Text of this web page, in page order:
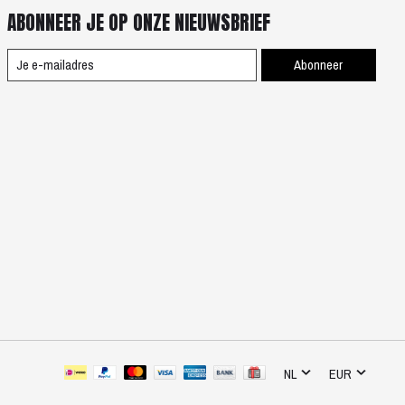
ABONNEER JE OP ONZE NIEUWSBRIEF
Abonneer
NL EUR